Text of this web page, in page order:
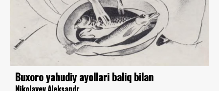
Buxoro yahudiy ayollari baliq bilan